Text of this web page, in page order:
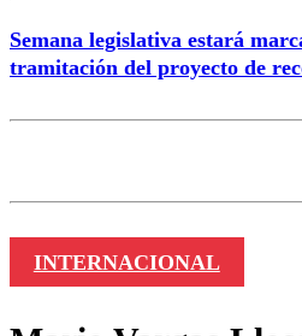
Semana legislativa estará
tramitación del proyecto de
INTERNACIONAL